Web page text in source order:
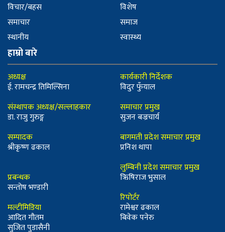
विचार/बहस
विशेष
समाचार
समाज
स्थानीय
स्वास्थ्य
हाम्रो बारे
अध्यक्ष
ई. रामचन्द्र तिमिल्सिना
संस्थापक अध्यक्ष/सल्लाहकार
डा. राजु गुरुङ्ग
सम्पादक
श्रीकृष्ण ढकाल
प्रबन्धक
सन्तोष भण्डारी
मल्टीमिडिया
आदित गौतम
सुजित पुडासैनी
कार्यकारी निर्देशक
विदुर फुँयाल
समाचार प्रमुख
सुजन बज्रचार्य
बागमती प्रदेश समाचार प्रमुख
प्रनिश थापा
लुम्बिनी प्रदेश समाचार प्रमुख
ऋिषिराज भुसाल
रिपोर्टर
रामेश्वर ढकाल
बिवेक पनेरु